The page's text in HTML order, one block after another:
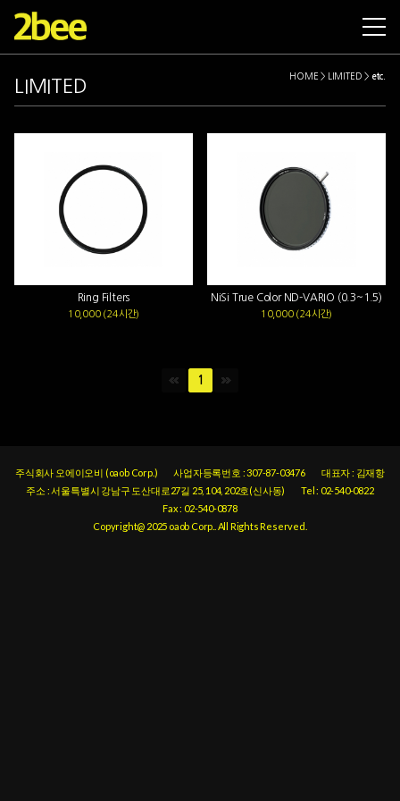
ACCESSORIESLIMITED
LIMITED HOME > LIMITED> etc.
Ring Filters
10,000 (24시간)
NiSi True Color ND-VARIO (0.3~1.5)
10,000 (24시간)
1
주식회사 오에이오비 (oaob Corp.) 사업자등록번호 : 307-87-03476
대표자 : 김재항
주소 : 서울특별시 강남구 도산대로27길 25, 104, 202호(신사동)
Tel : 02-540-0822
Fax : 02-540-0878
Copyright@ 2025 oaob Corp.. All Rights Reserved.